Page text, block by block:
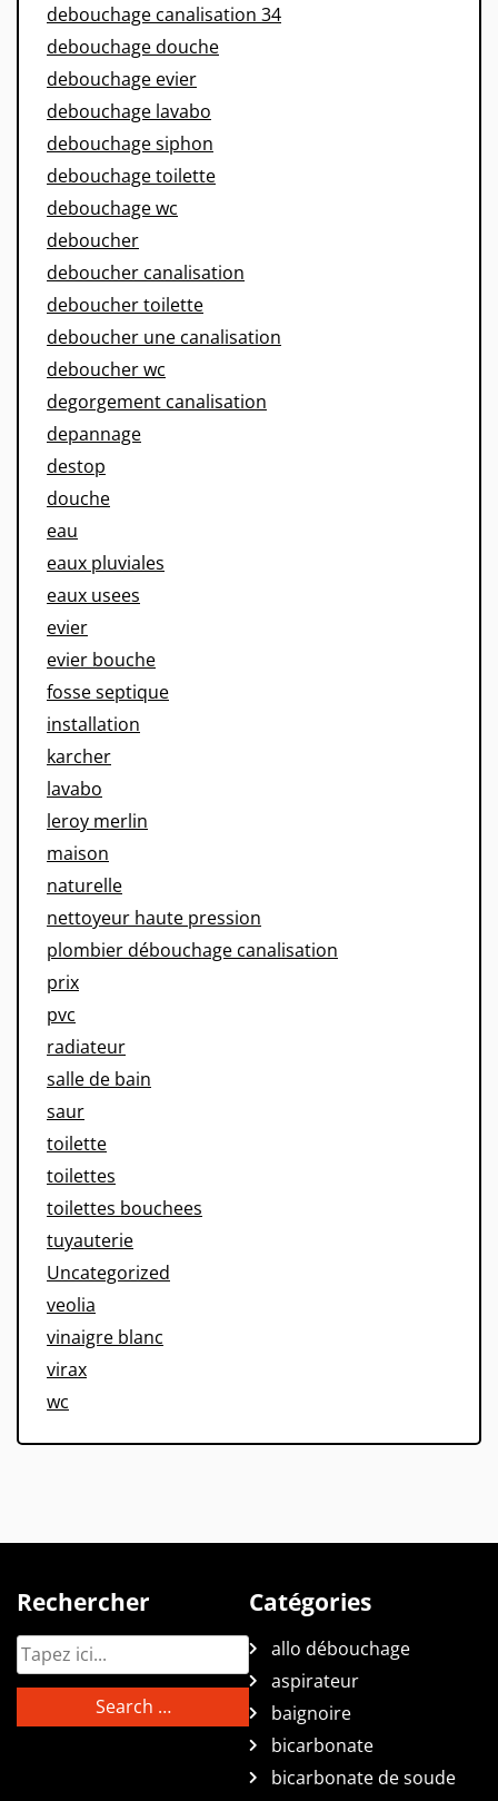
debouchage canalisation 34
debouchage douche
debouchage evier
debouchage lavabo
debouchage siphon
debouchage toilette
debouchage wc
deboucher
deboucher canalisation
deboucher toilette
deboucher une canalisation
deboucher wc
degorgement canalisation
depannage
destop
douche
eau
eaux pluviales
eaux usees
evier
evier bouche
fosse septique
installation
karcher
lavabo
leroy merlin
maison
naturelle
nettoyeur haute pression
plombier débouchage canalisation
prix
pvc
radiateur
salle de bain
saur
toilette
toilettes
toilettes bouchees
tuyauterie
Uncategorized
veolia
vinaigre blanc
virax
wc
Rechercher Catégories
allo débouchage
aspirateur
baignoire
bicarbonate
bicarbonate de soude